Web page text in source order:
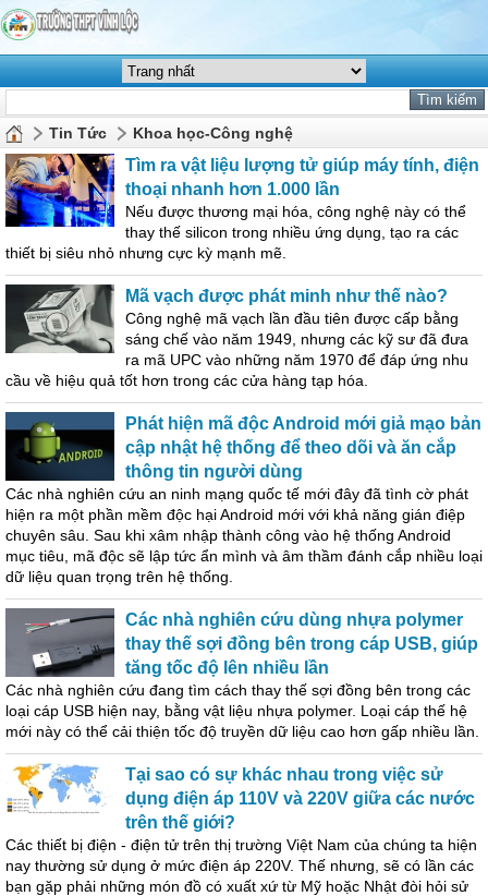
Tin Tức Khoa học-Công nghệ
Tìm ra vật liệu lượng tử giúp máy tính, điện
thoại nhanh hơn 1.000 lần
Nếu được thương mại hóa, công nghệ này có thể
thay thế silicon trong nhiều ứng dụng, tạo ra các
thiết bị siêu nhỏ nhưng cực kỳ mạnh mẽ.
Mã vạch được phát minh như thế nào?
Công nghệ mã vạch lần đầu tiên được cấp bằng
sáng chế vào năm 1949, nhưng các kỹ sư đã đưa
ra mã UPC vào những năm 1970 để đáp ứng nhu
cầu về hiệu quả tốt hơn trong các cửa hàng tạp hóa.
Phát hiện mã độc Android mới giả mạo bản
cập nhật hệ thống để theo dõi và ăn cắp
thông tin người dùng
Các nhà nghiên cứu an ninh mạng quốc tế mới đây đã tình cờ phát
hiện ra một phần mềm độc hại Android mới với khả năng gián điệp
chuyên sâu. Sau khi xâm nhập thành công vào hệ thống Android
mục tiêu, mã độc sẽ lập tức ẩn mình và âm thầm đánh cắp nhiều loại
dữ liệu quan trọng trên hệ thống.
Các nhà nghiên cứu dùng nhựa polymer
thay thế sợi đồng bên trong cáp USB, giúp
tăng tốc độ lên nhiều lần
Các nhà nghiên cứu đang tìm cách thay thế sợi đồng bên trong các
loại cáp USB hiện nay, bằng vật liệu nhựa polymer. Loại cáp thế hệ
mới này có thể cải thiện tốc độ truyền dữ liệu cao hơn gấp nhiều lần.
Tại sao có sự khác nhau trong việc sử
dụng điện áp 110V và 220V giữa các nước
trên thế giới?
Các thiết bị điện - điện tử trên thị trường Việt Nam của chúng ta hiện
nay thường sử dụng ở mức điện áp 220V. Thế nhưng, sẽ có lần các
bạn gặp phải những món đồ có xuất xứ từ Mỹ hoặc Nhật đòi hỏi sử